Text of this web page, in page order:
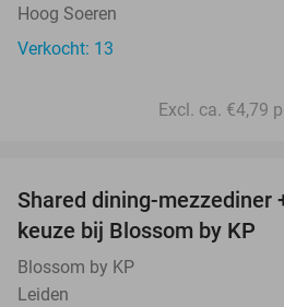
Hoog Soeren
Verkocht: 13
Excl. ca. €4,79
Shared dining-mezzediner
keuze bij Blossom by KP
Blossom by KP
Leiden